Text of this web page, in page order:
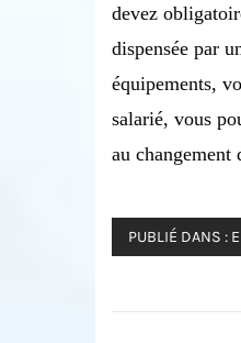
devez
dispensée par
équipements,
salarié, vous
au changement
PUBLIÉ DANS :